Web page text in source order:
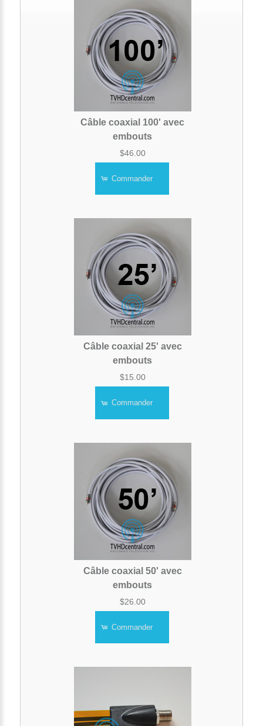
Câble coaxial 100' avec
embouts
$46.00
Commander
Câble coaxial 25' avec
embouts
$15.00
Commander
Câble coaxial 50' avec
embouts
$26.00
Commander